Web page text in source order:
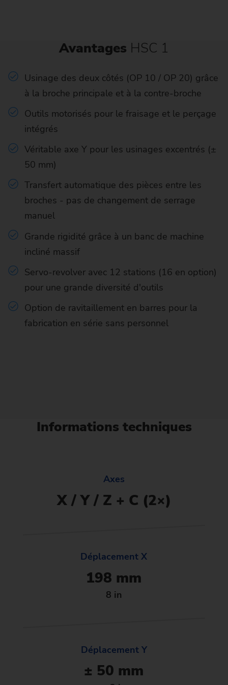
Avantages HSC 1
Usinage des deux côtés (OP 10 / OP 20) grâce
à la broche principale et à la contre-broche
Outils motorisés pour le fraisage et le perçage
intégrés
Véritable axe Y pour les usinages excentrés (±
50 mm)
Transfert automatique des pièces entre les
broches - pas de changement de serrage
manuel
Grande rigidité grâce à un banc de machine
incliné massif
Servo-revolver avec 12 stations (16 en option)
pour une grande diversité d'outils
Option de ravitaillement en barres pour la
fabrication en série sans personnel
Informations techniques
Axes
X / Y / Z + C (2×)
Déplacement X
198 mm
8 in
Déplacement Y
± 50 mm